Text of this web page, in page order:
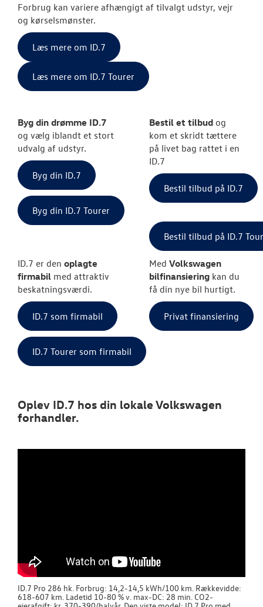
Forbrug kan variere afhængigt af tilvalgt udstyr, vejr
og kørselsmønster.
Læs mere om ID.7
Læs mere om ID.7 Tourer
Byg din drømme ID.7
og vælg iblandt et stort
udvalg af udstyr.
Byg din ID.7
Byg din ID.7 Tourer
Bestil et tilbud og
kom et skridt tættere
på livet bag rattet i en
ID.7
Bestil tilbud på ID.7
Bestil tilbud på ID.7
ID.7 er den oplagte
firmabil med attraktiv
beskatningsværdi.
ID.7 som firmabil
ID.7 Tourer som firmabil
Med Volkswagen
bilfinansiering kan du
få din nye bil hurtigt.
Privat finansiering
Oplev ID.7 hos din lokale Volkswagen
forhandler.
ID.7 Pro 286 hk. Forbrug: 14,2-14,5 kWh/100 km. Rækkevidde:
618-607 km. Ladetid 10-80 % v. max-DC: 28 min. CO2-